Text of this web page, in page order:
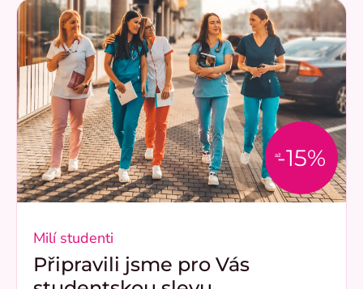
až-15%
Milí studenti
Připravili jsme pro Vás